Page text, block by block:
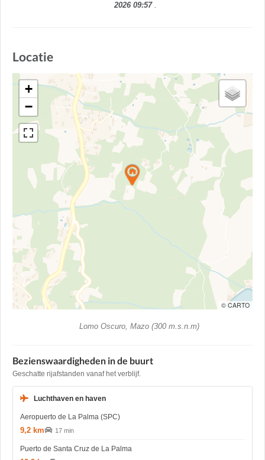
2026 09:57 .
Locatie
+
−
© CARTO
Lomo Oscuro, Mazo (300 m.s.n.m)
Bezienswaardigheden in de buurt
Geschatte rijafstanden vanaf het verblijf.
Luchthaven en haven
Aeropuerto de La Palma (SPC)
9,2 km 17 min
Puerto de Santa Cruz de La Palma